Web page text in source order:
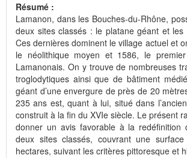
Résumé :
Lamanon, dans les Bouches-du-Rhône,
deux sites classés : le platane géant et les
Ces dernières dominent le village actuel et
le néolithique moyen et 1586, le
Lamanonais. On y trouve de nombreuses
troglodytiques ainsi que de bâtiment
géant d’une envergure de près de 20
235 ans est, quant à lui, situé dans
construit à la fin du XVIe siècle. Le présent
donner un avis favorable à la redéfinition
deux sites classés, couvrant une
hectares, suivant les critères pittoresque et